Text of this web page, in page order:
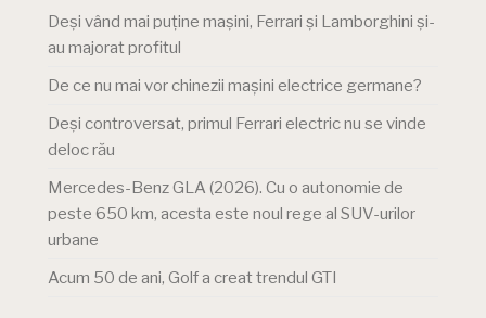
Deși vând mai puține mașini, Ferrari și Lamborghini și-
au majorat profitul
De ce nu mai vor chinezii mașini electrice germane?
Deși controversat, primul Ferrari electric nu se vinde
deloc rău
Mercedes-Benz GLA (2026). Cu o autonomie de
peste 650 km, acesta este noul rege al SUV-urilor
urbane
Acum 50 de ani, Golf a creat trendul GTI